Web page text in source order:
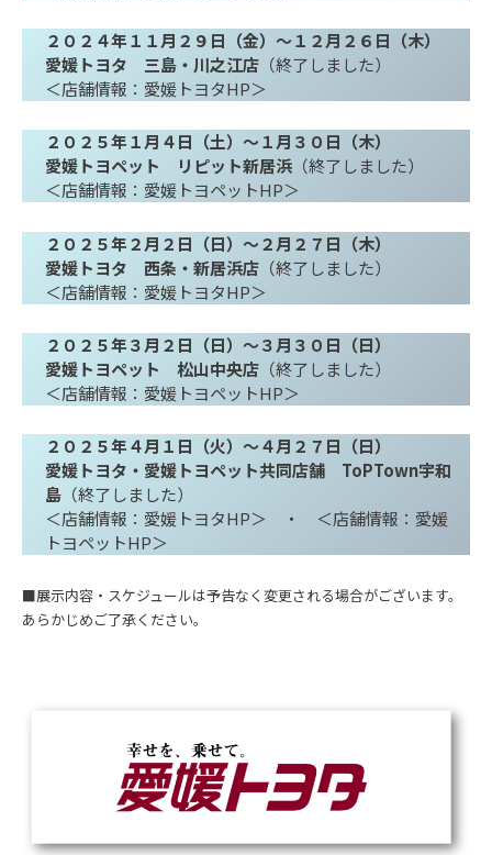
２０２４年１１月２９日（金）～１２月２６日（木）
愛媛トヨタ 三島・川之江店（終了しました）
＜店舗情報：愛媛トヨタHP＞
２０２５年１月４日（土）～１月３０日（木）
愛媛トヨペット リピット新居浜（終了しました）
＜店舗情報：愛媛トヨペットHP＞
２０２５年２月２日（日）～２月２７日（木）
愛媛トヨタ 西条・新居浜店（終了しました）
＜店舗情報：愛媛トヨタHP＞
２０２５年３月２日（日）～３月３０日（日）
愛媛トヨペット 松山中央店（終了しました）
＜店舗情報：愛媛トヨペットHP＞
２０２５年４月１日（火）～４月２７日（日）
愛媛トヨタ・愛媛トヨペット共同店舗 ToPTown宇和
島（終了しました）
＜店舗情報：愛媛トヨタHP＞ ・
＜店舗情報：愛媛
トヨペットHP＞
■展示内容・スケジュールは予告なく変更される場合がございます。
あらかじめご了承ください。